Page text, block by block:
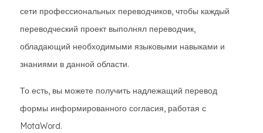
сети профессиональных переводчиков, чтобы каждый
переводческий проект выполнял переводчик,
обладающий необходимыми языковыми навыками и
знаниями в данной области.
То есть, вы можете получить надлежащий перевод
формы информированного согласия, работая с
MotaWord.